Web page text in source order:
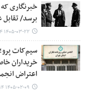
خبرنگاری
برسد/
۱۴۰۵-۰۳-۲۲ ۱۰:۵۴
سیم‌کات
خریداران
اعتراض
۱۴۰۵-۰۲-۰۹ ۲۰:۱۴